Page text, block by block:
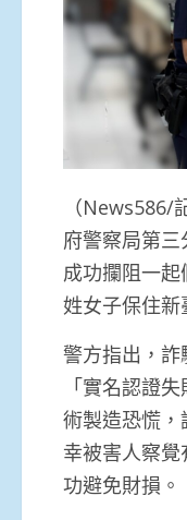
（News586/
府警察局第
成功攔阻一
姓女子保住新
警方指出，
「實名認證
術製造恐慌
幸被害人察
功避免財損。